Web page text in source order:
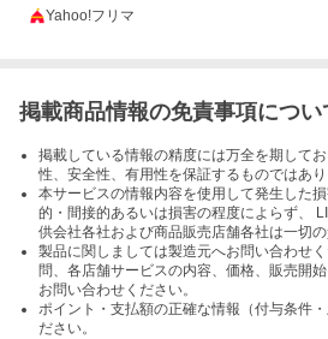
Yahoo!フリマ
掲載商品情報の免責事項につい
掲載している情報の精度には万全を期して
性、安全性、有用性を保証するものではあり
本サービスの情報内容を使用して発生した
的・間接的あるいは損害の程度によらず、
供会社各社および商品販売店舗各社は一切の
製品に関しましては製造元へお問い合わせ
問、各店舗サービスの内容、価格、販売開
お問い合わせください。
ポイント・支払額の正確な情報（付与条件
ださい。